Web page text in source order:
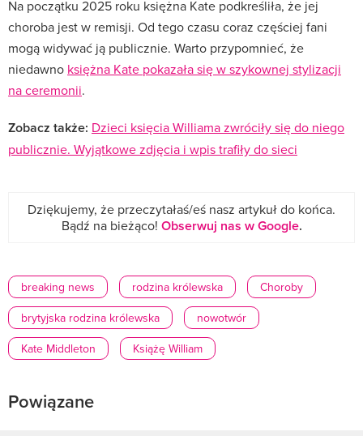
Na początku 2025 roku księżna Kate podkreśliła, że jej
choroba jest w remisji. Od tego czasu coraz częściej fani
mogą widywać ją publicznie. Warto przypomnieć, że
niedawno księżna Kate pokazała się w szykownej stylizacji
na ceremonii.
Zobacz także: Dzieci księcia Williama zwróciły się do niego
publicznie. Wyjątkowe zdjęcia i wpis trafiły do sieci
Dziękujemy, że przeczytałaś/eś nasz artykuł do końca.
Bądź na bieżąco! Obserwuj nas w Google.
breaking news rodzina królewska
Choroby
brytyjska rodzina królewska
nowotwór
Kate Middleton
Książę William
Powiązane